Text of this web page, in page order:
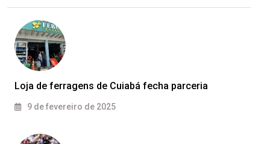
Loja de ferragens de Cuiabá fecha parceria
9 de fevereiro de 2025